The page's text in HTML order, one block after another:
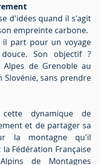
d'idées quand il s'agit
empreinte carbone.
il part pour un voyage
Son objectif ?
Alpes de Grenoble au
Slovénie, sans prendre
dynamique de
et de partager sa
la montagne qu'il
Fédération Française
de Montagnes